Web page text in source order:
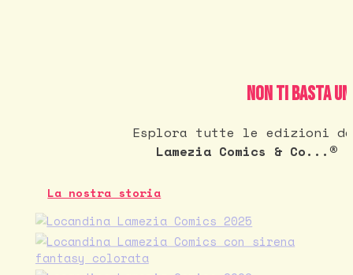
Non ti basta
Esplora tutte le edizioni
Lamezia Comics & Co...®
La nostra storia